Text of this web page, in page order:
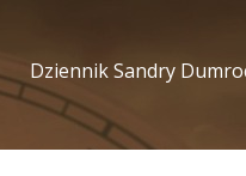
Dziennik Sandry